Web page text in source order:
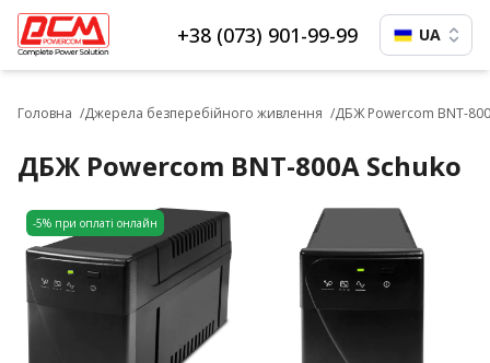
+38 (073) 901-99-99 UA
Головна Джерела безперебійного живлення ДБЖ Powercom BNT-
ДБЖ Powercom BNT-800A Schuko
-5% при оплаті онлайн